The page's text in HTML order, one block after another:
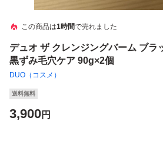
この商品は1時間で売れました
デュオ ザ クレンジングバーム ブラ
黒ずみ毛穴ケア 90g×2個
DUO（コスメ）
送料無料
3,900円